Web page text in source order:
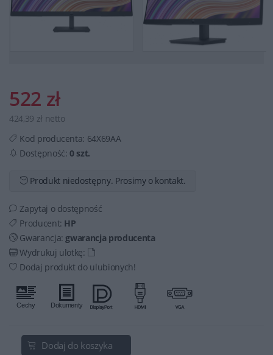
522 zł
424,39 zł netto
Kod producenta: 64X69AA
Dostępność:0 szt.
Produkt niedostępny. Prosimy o kontakt.
Zapytaj o dostępność
Producent: HP
Gwarancja: gwarancja producenta
Wydrukuj ulotkę:
Dodaj produkt do ulubionych!
Dodaj do koszyka